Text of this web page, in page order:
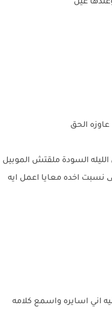
عيل
الحق
السودة ملقتش الموبيل
نسبت اخده معايا اعمل ايه
اني اسايره واسمع كلامه